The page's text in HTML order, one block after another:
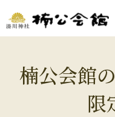
楠公会館
限